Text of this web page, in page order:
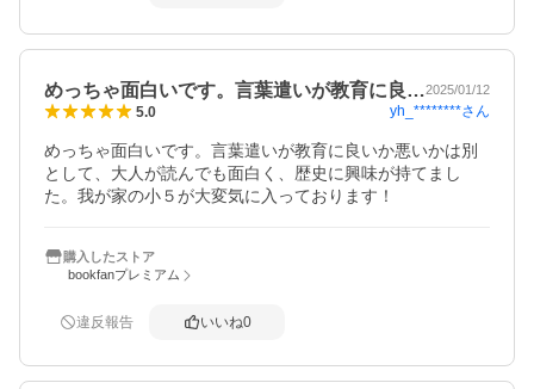
めっちゃ面白いです。言葉遣いが教育に良…2025/01/12
5.0 yh_********さん
めっちゃ面白いです。言葉遣いが教育に良いか悪いかは別
として、大人が読んでも面白く、歴史に興味が持てまし
た。我が家の小５が大変気に入っております！
購入したストア
bookfanプレミアム
違反報告 いいね0